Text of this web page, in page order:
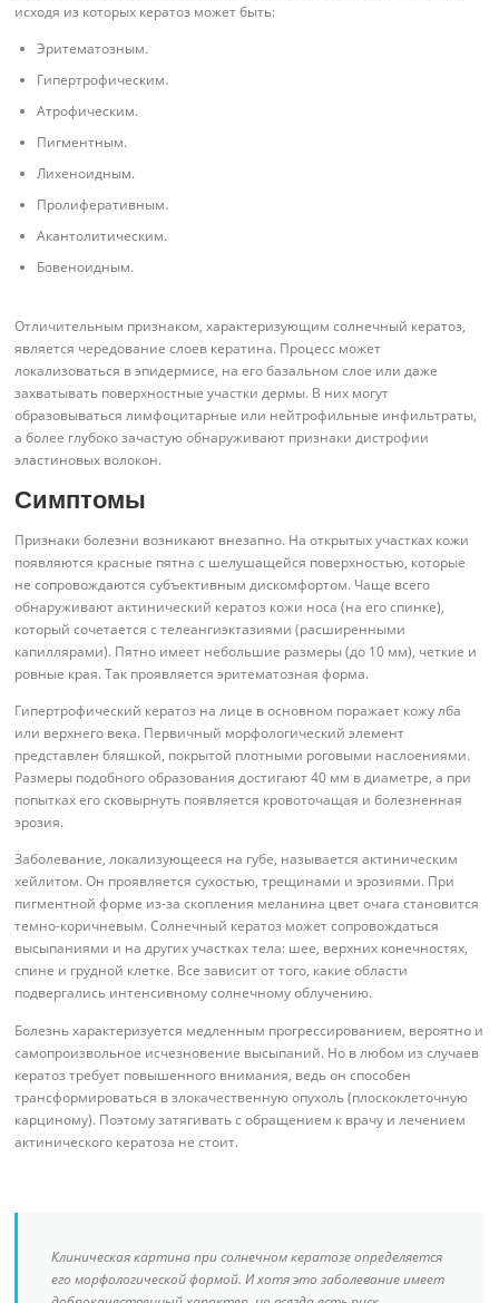
исходя из которых кератоз может быть:
Эритематозным.
Гипертрофическим.
Атрофическим.
Пигментным.
Лихеноидным.
Пролиферативным.
Акантолитическим.
Бовеноидным.
Отличительным признаком, характеризующим солнечный кератоз,
является чередование слоев кератина. Процесс может
локализоваться в эпидермисе, на его базальном слое или даже
захватывать поверхностные участки дермы. В них могут
образовываться лимфоцитарные или нейтрофильные инфильтраты,
а более глубоко зачастую обнаруживают признаки дистрофии
эластиновых волокон.
Симптомы
Признаки болезни возникают внезапно. На открытых участках кожи
появляются красные пятна с шелушащейся поверхностью, которые
не сопровождаются субъективным дискомфортом. Чаще всего
обнаруживают актинический кератоз кожи носа (на его спинке),
который сочетается с телеангиэктазиями (расширенными
капиллярами). Пятно имеет небольшие размеры (до 10 мм), четкие и
ровные края. Так проявляется эритематозная форма.
Гипертрофический кератоз на лице в основном поражает кожу лба
или верхнего века. Первичный морфологический элемент
представлен бляшкой, покрытой плотными роговыми наслоениями.
Размеры подобного образования достигают 40 мм в диаметре, а при
попытках его сковырнуть появляется кровоточащая и болезненная
эрозия.
Заболевание, локализующееся на губе, называется актиническим
хейлитом. Он проявляется сухостью, трещинами и эрозиями. При
пигментной форме из-за скопления меланина цвет очага становится
темно-коричневым. Солнечный кератоз может сопровождаться
высыпаниями и на других участках тела: шее, верхних конечностях,
спине и грудной клетке. Все зависит от того, какие области
подвергались интенсивному солнечному облучению.
Болезнь характеризуется медленным прогрессированием, вероятно и
самопроизвольное исчезновение высыпаний. Но в любом из случаев
кератоз требует повышенного внимания, ведь он способен
трансформироваться в злокачественную опухоль (плоскоклеточную
карциному). Поэтому затягивать с обращением к врачу и лечением
актинического кератоза не стоит.
Клиническая картина при солнечном кератозе определяется
его морфологической формой. И хотя это заболевание имеет